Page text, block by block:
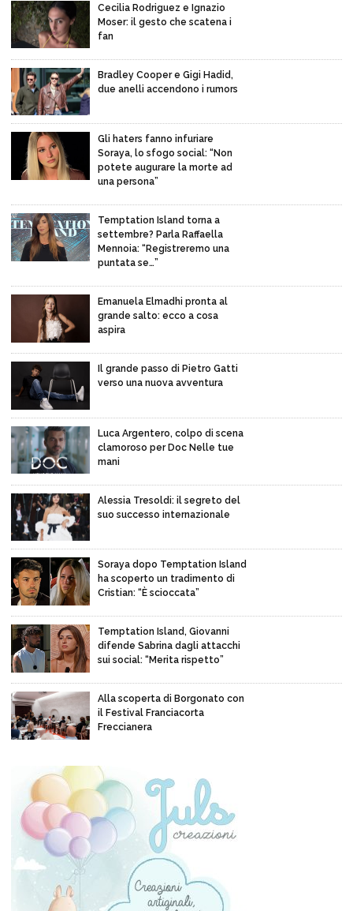
Cecilia Rodriguez e Ignazio
Moser: il gesto che scatena i
fan
Bradley Cooper e Gigi Hadid,
due anelli accendono i rumors
Gli haters fanno infuriare
Soraya, lo sfogo social: “Non
potete augurare la morte ad
una persona”
Temptation Island torna a
settembre? Parla Raffaella
Mennoia: “Registreremo una
puntata se…”
Emanuela Elmadhi pronta al
grande salto: ecco a cosa
aspira
Il grande passo di Pietro Gatti
verso una nuova avventura
Luca Argentero, colpo di scena
clamoroso per Doc Nelle tue
mani
Alessia Tresoldi: il segreto del
suo successo internazionale
Soraya dopo Temptation Island
ha scoperto un tradimento di
Cristian: “È scioccata”
Temptation Island, Giovanni
difende Sabrina dagli attacchi
sui social: “Merita rispetto”
Alla scoperta di Borgonato con
il Festival Franciacorta
Freccianera